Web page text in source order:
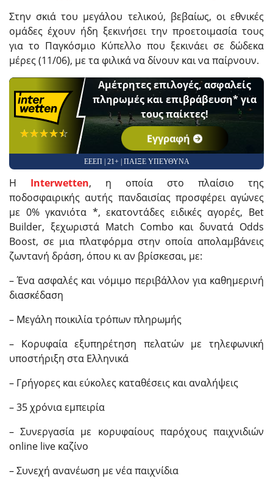
Στην σκιά του μεγάλου τελικού, βεβαίως, οι εθνικές
ομάδες έχουν ήδη ξεκινήσει την προετοιμασία τους
για το Παγκόσμιο Κύπελλο που ξεκινάει σε δώδεκα
μέρες (11/06), με τα φιλικά να δίνουν και να παίρνουν.
☆☆☆☆☆
★★★★★
Αμέτρητες επιλογές, ασφαλείς
πληρωμές και επιβράβευση* για
τους παίκτες!
Εγγραφή
ΕΕΕΠ | 21+ | ΠΑΙΞΕ ΥΠΕΥΘΥΝΑ
Η Interwetten, η οποία στο πλαίσιο της
ποδοσφαιρικής αυτής πανδαισίας προσφέρει αγώνες
με 0% γκανιότα *, εκατοντάδες ειδικές αγορές, Bet
Builder, ξεχωριστά Match Combo και δυνατά Odds
Boost, σε μια πλατφόρμα στην οποία απολαμβάνεις
ζωντανή δράση, όπου κι αν βρίσκεσαι, με:
– Ένα ασφαλές και νόμιμο περιβάλλον για καθημερινή
διασκέδαση
– Μεγάλη ποικιλία τρόπων πληρωμής
– Κορυφαία εξυπηρέτηση πελατών με τηλεφωνική
υποστήριξη στα Ελληνικά
– Γρήγορες και εύκολες καταθέσεις και αναλήψεις
– 35 χρόνια εμπειρία
– Συνεργασία με κορυφαίους παρόχους παιχνιδιών
online live καζίνο
– Συνεχή ανανέωση με νέα παιχνίδια